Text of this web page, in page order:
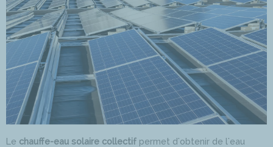
Le chauffe-eau solaire collectif permet d'obtenir de l'eau